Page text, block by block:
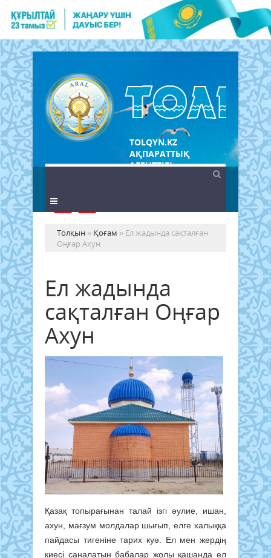
TOLQYN.KZ
АҚПАРАТТЫҚ
АГЕНТТІГІ
Толқын » Қоғам » Ел жадында сақталған
Оңғар Ахун
Ел жадында
сақталған Оңғар
Ахун
Қазақ топырағынан талай ізгі әулие, ишан,
ахун, мағзум молдалар шығып, елге халыққа
пайдасы тигеніне тарих куә. Ел мен жердің
киесі саналатын бабалар жолы қашанда ел